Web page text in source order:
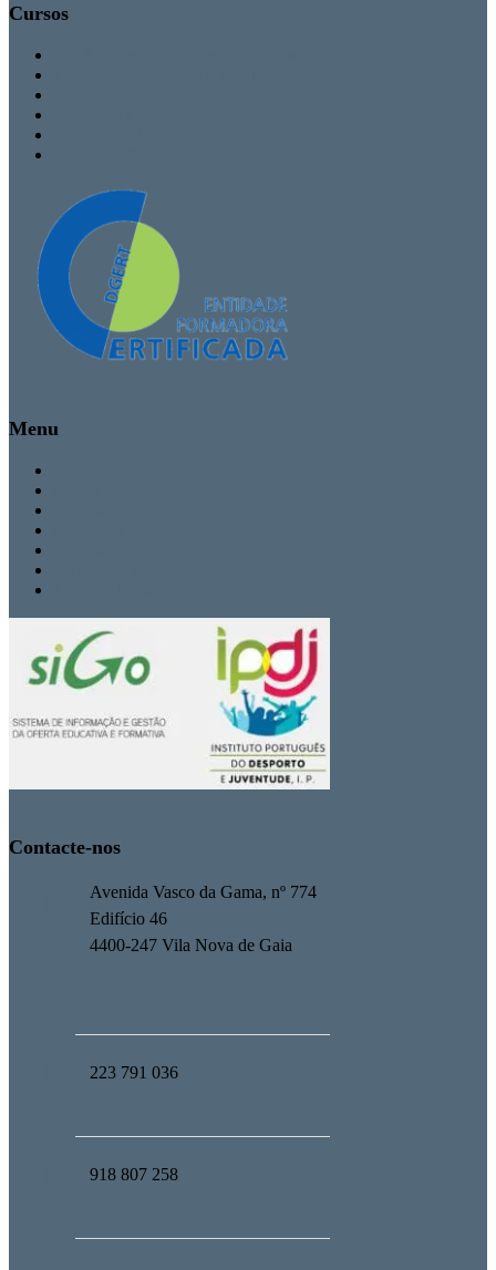
Cursos
Menu
Contacte-nos
Avenida Vasco da Gama, nº 774
Edifício 46
4400-247 Vila Nova de Gaia
223 791 036
918 807 258